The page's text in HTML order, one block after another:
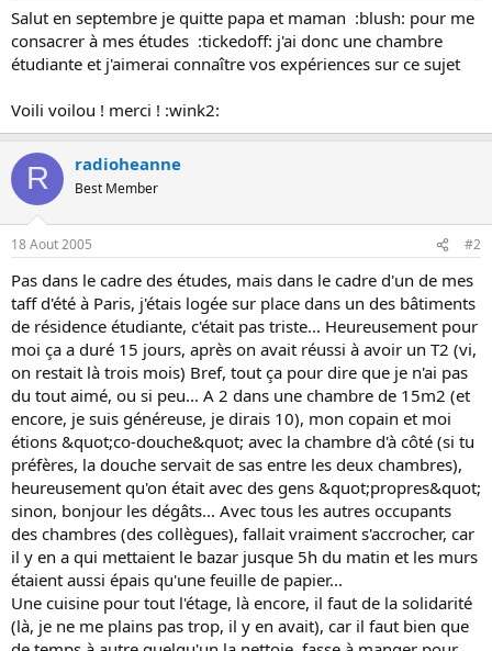
l
d
i
c
u
s
s
i
o
n
b
t
Salut en septembre je quitte papa et maman :blush: pour me
consacrer à mes études :tickedoff: j'ai donc une chambre
étudiante et j'aimerai connaître vos expériences sur ce sujet
Voili voilou ! merci ! :wink2:
R radioheanne
Best Member
18 Aout 2005 #2
Pas dans le cadre des études, mais dans le cadre d'un de mes
taff d'été à Paris, j'étais logée sur place dans un des bâtiments
de résidence étudiante, c'était pas triste... Heureusement pour
moi ça a duré 15 jours, après on avait réussi à avoir un T2 (vi,
on restait là trois mois) Bref, tout ça pour dire que je n'ai pas
du tout aimé, ou si peu... A 2 dans une chambre de 15m2 (et
encore, je suis généreuse, je dirais 10), mon copain et moi
étions &quot;co-douche&quot; avec la chambre d'à côté (si tu
préfères, la douche servait de sas entre les deux chambres),
heureusement qu'on était avec des gens &quot;propres&quot;
sinon, bonjour les dégâts... Avec tous les autres occupants
des chambres (des collègues), fallait vraiment s'accrocher, car
il y en a qui mettaient le bazar jusque 5h du matin et les murs
étaient aussi épais qu'une feuille de papier...
Une cuisine pour tout l'étage, là encore, il faut de la solidarité
(là, je ne me plains pas trop, il y en avait), car il faut bien que